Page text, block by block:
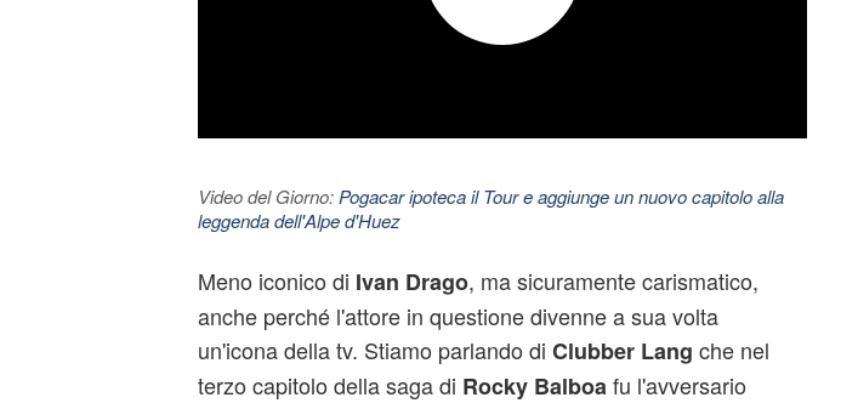
Video del Giorno: Pogacar ipoteca il Tour e aggiunge un nuovo capitolo alla
leggenda dell'Alpe d'Huez
Meno iconico di Ivan Drago, ma sicuramente carismatico,
anche perché l'attore in questione divenne a sua volta
un'icona della tv. Stiamo parlando di Clubber Lang che nel
terzo capitolo della saga di Rocky Balboa fu l'avversario